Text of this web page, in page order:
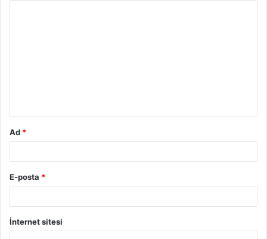
Ad *
E-posta *
İnternet sitesi